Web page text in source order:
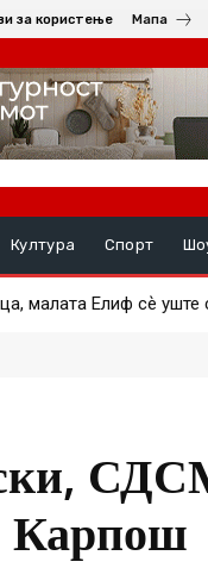
за користење Мапа
Култура Спорт
малата Елиф сѐ
Карпош